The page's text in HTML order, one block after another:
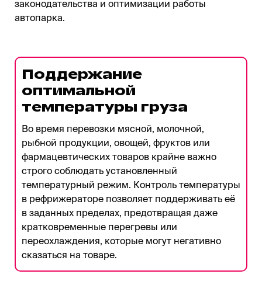
законодательства и оптимизации работы
автопарка.
Поддержание
оптимальной
температуры груза
Во время перевозки мясной, молочной,
рыбной продукции, овощей, фруктов или
фармацевтических товаров крайне важно
строго соблюдать установленный
температурный режим. Контроль температуры
в рефрижераторе позволяет поддерживать её
в заданных пределах, предотвращая даже
кратковременные перегревы или
переохлаждения, которые могут негативно
сказаться на товаре.